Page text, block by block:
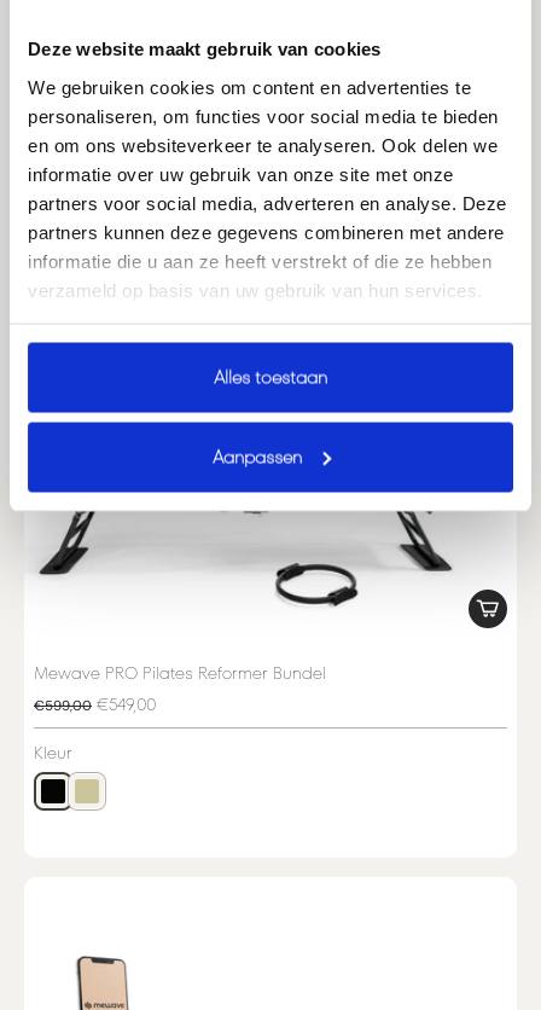
Deze website maakt gebruik van cookies
We gebruiken cookies om content en advertenties te
personaliseren, om functies voor social media te bieden
en om ons websiteverkeer te analyseren. Ook delen we
informatie over uw gebruik van onze site met onze
partners voor social media, adverteren en analyse. Deze
partners kunnen deze gegevens combineren met andere
informatie die u aan ze heeft verstrekt of die ze hebben
verzameld op basis van uw gebruik van hun services.
Alles toestaan
Aanpassen
Onze bestsellers
Mewave PRO Pilates Reformer Bundel
€599,00 €549,00
Kleur